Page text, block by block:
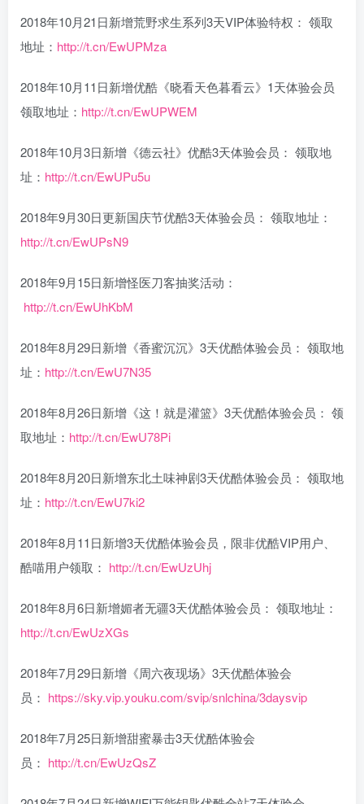
2018年10月21日新增荒野求生系列3天VIP体验特权： 领取
地址： http://t.cn/EwUPMza
2018年10月11日新增优酷《晓看天色暮看云》1天体验会员
领取地址： http://t.cn/EwUPWEM
2018年10月3日新增《德云社》优酷3天体验会员： 领取地
址： http://t.cn/EwUPu5u
2018年9月30日更新国庆节优酷3天体验会员： 领取地址：
http://t.cn/EwUPsN9
2018年9月15日新增怪医刀客抽奖活动：
http://t.cn/EwUhKbM
2018年8月29日新增《香蜜沉沉》3天优酷体验会员： 领取地
址： http://t.cn/EwU7N35
2018年8月26日新增《这！就是灌篮》3天优酷体验会员： 领
取地址： http://t.cn/EwU78Pi
2018年8月20日新增东北土味神剧3天优酷体验会员： 领取地
址： http://t.cn/EwU7ki2
2018年8月11日新增3天优酷体验会员，限非优酷VIP用户、
酷喵用户领取： http://t.cn/EwUzUhj
2018年8月6日新增媚者无疆3天优酷体验会员： 领取地址：
http://t.cn/EwUzXGs
2018年7月29日新增《周六夜现场》3天优酷体验会
员： https://sky.vip.youku.com/svip/snlchina/3daysvip
2018年7月25日新增甜蜜暴击3天优酷体验会
员： http://t.cn/EwUzQsZ